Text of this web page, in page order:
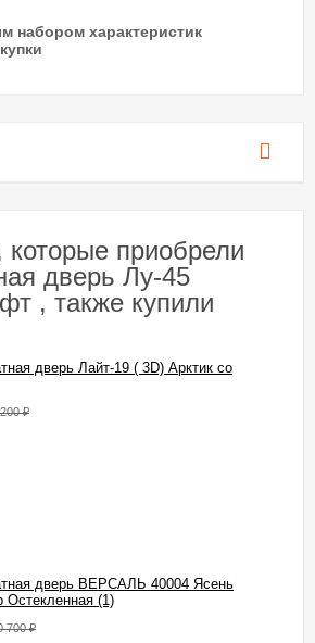
набором характеристик
которые приобрели
дверь Лу-45
, также купили
дверь Лайт-19 ( 3D) Арктик со
₽
дверь ВЕРСАЛЬ 40004 Ясень
Остекленная (1)
700₽